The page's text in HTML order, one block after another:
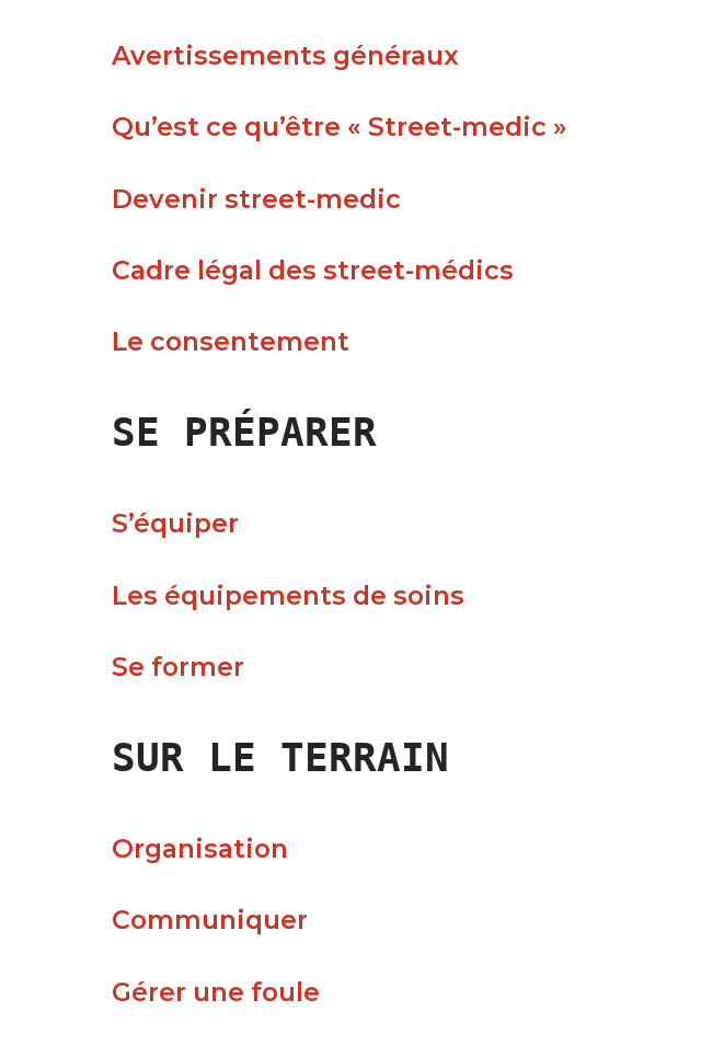
Avertissements généraux
Qu’est ce qu’être « Street-medic »
Devenir street-medic
Cadre légal des street-médics
Le consentement
SE PRÉPARER
S’équiper
Les équipements de soins
Se former
SUR LE TERRAIN
Organisation
Communiquer
Gérer une foule